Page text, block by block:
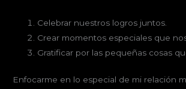
Celebrar nuestros logros juntos.
Crear momentos especiales que
Gratificar por las pequeñas cosas
Enfocarme en lo especial de mi relación